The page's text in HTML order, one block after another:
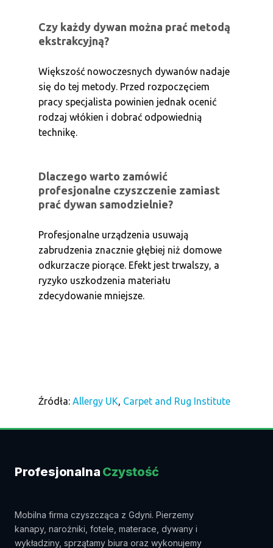
Czy każdy dywan można prać metodą
ekstrakcyjną?
Większość nowoczesnych dywanów nadaje
się do tej metody. Przed rozpoczęciem
pracy specjalista powinien jednak ocenić
rodzaj włókien i dobrać odpowiednią
technikę.
Dlaczego warto zamówić
profesjonalne czyszczenie zamiast
prać dywan samodzielnie?
Profesjonalne urządzenia usuwają
zabrudzenia znacznie głębiej niż domowe
odkurzacze piorące. Efekt jest trwalszy, a
ryzyko uszkodzenia materiału
zdecydowanie mniejsze.
Źródła: Allergy UK, Carpet and Rug Institute
Profesjonalna Czystość
Mobilna firma czyszcząca z Gdyni. Pierzemy
kanapy, narożniki, fotele, materace, dywany i
wykładziny, sprzątamy biura oraz wykonujemy